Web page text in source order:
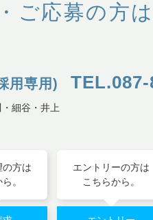
ご応募の方
用専用)
細谷・井上
の方は
。
エントリーの方は
こちらから。